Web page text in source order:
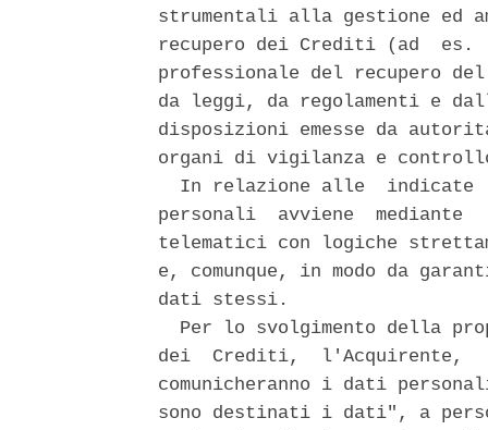
strumentali alla gestione ed
recupero dei Crediti (ad
professionale del recupero
da leggi, da regolamenti e
disposizioni emesse da
organi di vigilanza e
In relazione alle  indicate
personali  avviene
telematici con logiche
e, comunque, in modo da
dati stessi.
Per lo svolgimento della
dei  Crediti,  l'Acquirente,
comunicheranno i dati
sono destinati i dati", a